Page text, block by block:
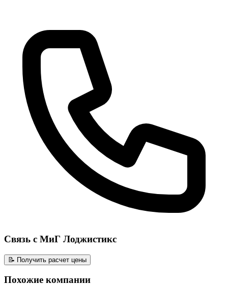
Связь с МиГ Лоджистикс
📝 Получить расчет цены
Похожие компании